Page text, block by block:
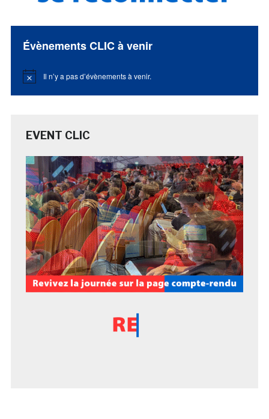
Évènements CLIC à venir
Notice Il n’y a pas d’évènements à venir.
EVENT CLIC